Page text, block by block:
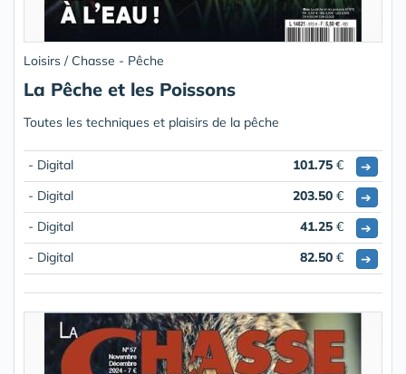
Loisirs / Chasse - Pêche
La Pêche et les Poissons
Toutes les techniques et plaisirs de la pêche
- Digital 101.75 €
➔
- Digital
203.50 €
➔
- Digital
41.25 €
➔
- Digital
82.50 € ➔